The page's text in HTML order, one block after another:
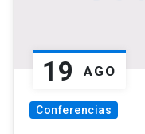
19 AGO
Conferencias